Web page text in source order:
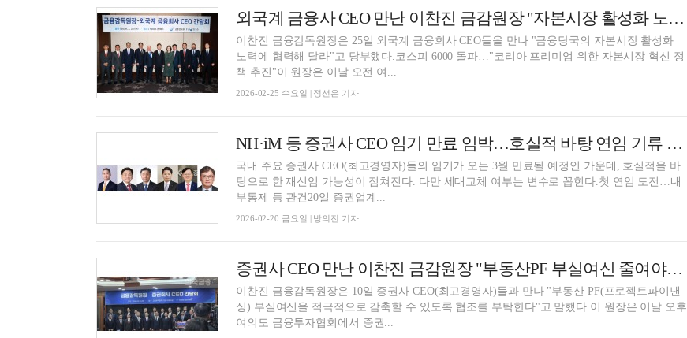
외국계 금융사 CEO 만난 이찬진 금감원장 "자본시장 활성화 노력 협력해 달라"
이찬진 금융감독원장은 25일 외국계 금융회사 CEO들을 만나 "금융당국의 자본시장 활성화
노력에 협력해 달라"고 당부했다.코스피 6000 돌파…"코리아 프리미엄 위한 자본시장 혁신 정
책 추진"이 원장은 이날 오전 여...
2026-02-25 수요일 | 정선은 기자
NH·iM 등 증권사 CEO 임기 만료 임박…호실적 바탕 연임 기류 속 세대교체 ‘변수’
국내 주요 증권사 CEO(최고경영자)들의 임기가 오는 3월 만료될 예정인 가운데, 호실적을 바
탕으로 한 재신임 가능성이 점쳐진다. 다만 세대교체 여부는 변수로 꼽힌다.첫 연임 도전…내
부통제 등 관건20일 증권업계...
2026-02-20 금요일 | 방의진 기자
증권사 CEO 만난 이찬진 금감원장 "부동산PF 부실여신 줄여야…정리지연 시 현장점검"
이찬진 금융감독원장은 10일 증권사 CEO(최고경영자)들과 만나 "부동산 PF(프로젝트파이낸
싱) 부실여신을 적극적으로 감축할 수 있도록 협조를 부탁한다"고 말했다.이 원장은 이날 오후
여의도 금융투자협회에서 증권...